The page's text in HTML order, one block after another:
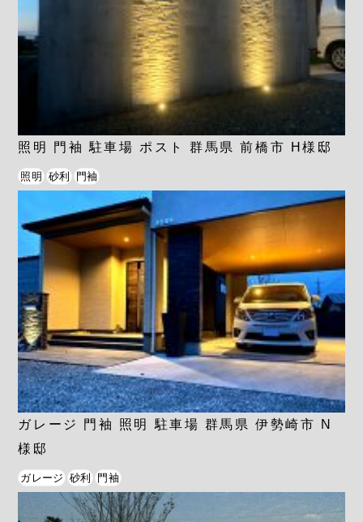
照明 門袖 駐車場 ポスト 群馬県 前橋市 H様邸
照明 砂利 門袖
ガレージ 門袖 照明 駐車場 群馬県 伊勢崎市 N
様邸
ガレージ 砂利 門袖